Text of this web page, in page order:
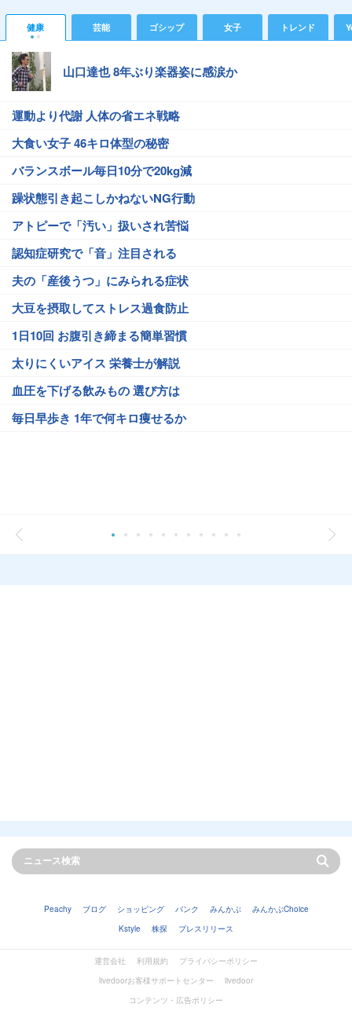
健康 芸能 ゴシップ 女子 トレンド
山口達也 8年ぶり楽器姿に感涙か
運動より代謝 人体の省エネ戦略
大食い女子 46キロ体型の秘密
バランスボール毎日10分で20kg減
躁状態引き起こしかねないNG行動
アトピーで「汚い」扱いされ苦悩
認知症研究で「音」注目される
夫の「産後うつ」にみられる症状
大豆を摂取してストレス過食防止
1日10回 お腹引き締まる簡単習慣
太りにくいアイス 栄養士が解説
血圧を下げる飲みもの 選び方は
毎日早歩き 1年で何キロ痩せるか
Peachy ブログ ショッピング バンク みんかぶ
みんかぶChoice
Kstyle
株探 プレスリリース
運営会社 利用規約
プライバシーポリシー
livedoorお客様サポートセンター
livedoor
コンテンツ・広告ポリシー